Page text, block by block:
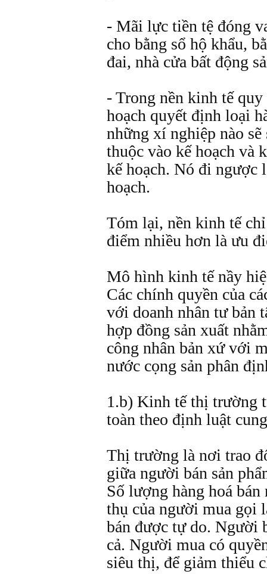
- Mãi lực tiền tệ đóng
cho bằng sổ hộ khẩu,
đai, nhà cửa bất động
- Trong nền kinh tế
hoạch quyết định loại
những xí nghiệp nào
thuộc vào kế hoạch và
kế hoạch. Nó đi ngược
hoạch.
Tóm lại, nền kinh tế
điểm nhiều hơn là ưu
Mô hình kinh tế nầy
Các chính quyền của
với doanh nhân tư bản
hợp đồng sản xuất
công nhân bản xứ với
nước cọng sản phân
1.b) Kinh tế thị trường
toàn theo định luật
Thị trường là nơi trao
giữa người bán sản
Số lượng hàng hoá
thụ của người mua gọi
bán được tự do. Người
cả. Người mua có
siêu thị, để giảm thiểu